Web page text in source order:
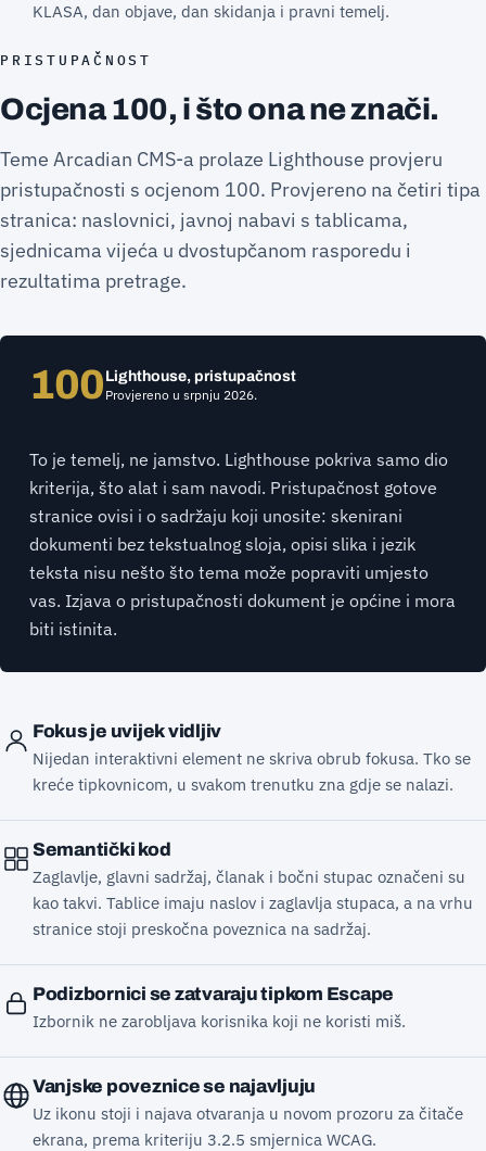
KLASA, dan objave, dan skidanja i pravni temelj.
PRISTUPAČNOST
Ocjena 100, i što ona ne znači.
Teme Arcadian CMS-a prolaze Lighthouse provjeru
pristupačnosti s ocjenom 100. Provjereno na četiri tipa
stranica: naslovnici, javnoj nabavi s tablicama,
sjednicama vijeća u dvostupčanom rasporedu i
rezultatima pretrage.
100 Lighthouse, pristupačnost
Provjereno u srpnju 2026.
To je temelj, ne jamstvo. Lighthouse pokriva samo dio
kriterija, što alat i sam navodi. Pristupačnost gotove
stranice ovisi i o sadržaju koji unosite: skenirani
dokumenti bez tekstualnog sloja, opisi slika i jezik
teksta nisu nešto što tema može popraviti umjesto
vas. Izjava o pristupačnosti dokument je općine i mora
biti istinita.
Fokus je uvijek vidljiv
Nijedan interaktivni element ne skriva obrub fokusa. Tko se
kreće tipkovnicom, u svakom trenutku zna gdje se nalazi.
Semantički kod
Zaglavlje, glavni sadržaj, članak i bočni stupac označeni su
kao takvi. Tablice imaju naslov i zaglavlja stupaca, a na vrhu
stranice stoji preskočna poveznica na sadržaj.
Podizbornici se zatvaraju tipkom Escape
Izbornik ne zarobljava korisnika koji ne koristi miš.
Vanjske poveznice se najavljuju
Uz ikonu stoji i najava otvaranja u novom prozoru za čitače
ekrana, prema kriteriju 3.2.5 smjernica WCAG.